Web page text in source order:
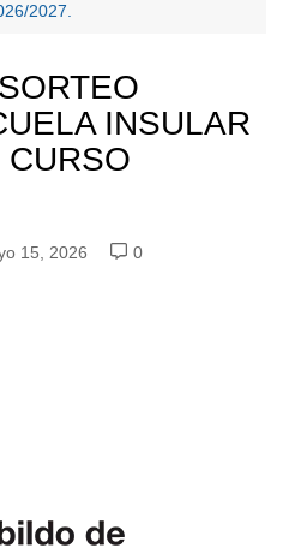
2027.
INSULAR
CURSO
15, 2026
0